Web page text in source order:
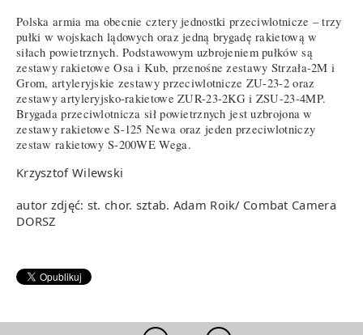
Polska armia ma obecnie cztery jednostki przeciwlotnicze – trzy
pułki w wojskach lądowych oraz jedną brygadę rakietową w
siłach powietrznych. Podstawowym uzbrojeniem pułków są
zestawy rakietowe Osa i Kub, przenośne zestawy Strzała-2M i
Grom, artyleryjskie zestawy przeciwlotnicze ZU-23-2 oraz
zestawy artyleryjsko-rakietowe ZUR-23-2KG i ZSU-23-4MP.
Brygada przeciwlotnicza sił powietrznych jest uzbrojona w
zestawy rakietowe S-125 Newa oraz jeden przeciwlotniczy
zestaw rakietowy S-200WE Wega.
Krzysztof Wilewski
autor zdjęć: st. chor. sztab. Adam Roik/ Combat Camera
DORSZ